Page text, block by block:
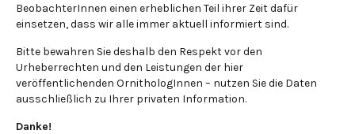
BeobachterInnen einen erheblichen Teil ihrer Zeit dafür
einsetzen, dass wir alle immer aktuell informiert sind.
Bitte bewahren Sie deshalb den Respekt vor den
Urheberrechten und den Leistungen der hier
veröffentlichenden OrnithologInnen – nutzen Sie die Daten
ausschließlich zu Ihrer privaten Information.
Danke!